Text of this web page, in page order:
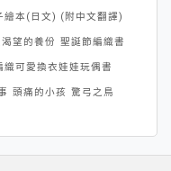
繪本(日文) (附中文翻譯)
望的養份 聖誕節編織書
織可愛換衣娃娃玩偶書
頭痛的小孩 驚弓之鳥